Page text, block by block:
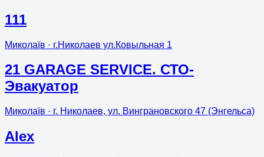
111
Миколаїв · г.Николаев ул.Ковыльная 1
21 GARAGE SERVICE. СТО-
Эвакуатор
Миколаїв · г. Николаев, ул. Винграновского 47 (Энгельса)
Alex